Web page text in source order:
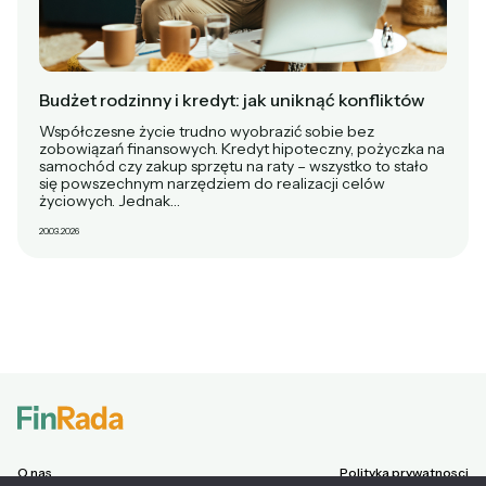
Budżet rodzinny i kredyt: jak uniknąć konfliktów
Współczesne życie trudno wyobrazić sobie bez
zobowiązań finansowych. Kredyt hipoteczny, pożyczka na
samochód czy zakup sprzętu na raty – wszystko to stało
się powszechnym narzędziem do realizacji celów
życiowych. Jednak…
20.03.2026
O nas
Polityka prywatnosci